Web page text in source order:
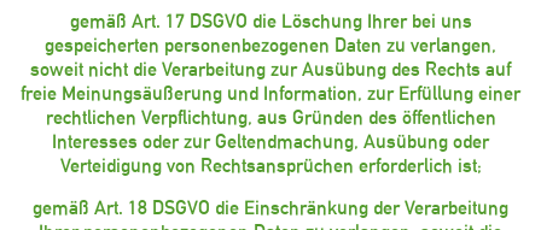
gemäß Art. 17 DSGVO die Löschung Ihrer bei uns
gespeicherten personenbezogenen Daten zu verlangen,
soweit nicht die Verarbeitung zur Ausübung des Rechts auf
freie Meinungsäußerung und Information, zur Erfüllung einer
rechtlichen Verpflichtung, aus Gründen des öffentlichen
Interesses oder zur Geltendmachung, Ausübung oder
Verteidigung von Rechtsansprüchen erforderlich ist;
gemäß Art. 18 DSGVO die Einschränkung der Verarbeitung